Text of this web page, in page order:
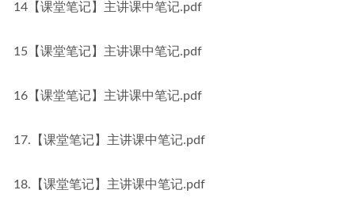
14【课堂笔记】主讲课中笔记.pdf
15【课堂笔记】主讲课中笔记.pdf
16【课堂笔记】主讲课中笔记.pdf
17.【课堂笔记】主讲课中笔记.pdf
18.【课堂笔记】主讲课中笔记.pdf